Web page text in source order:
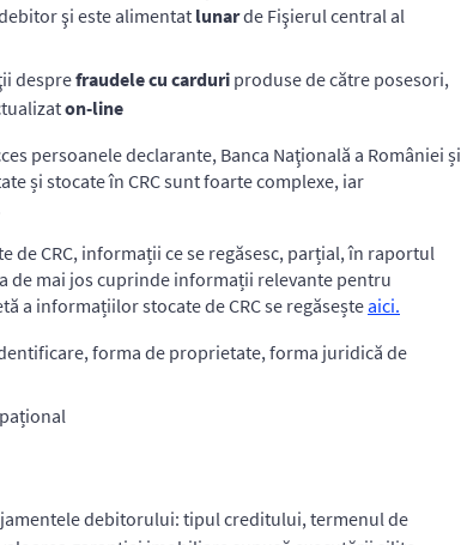
şi este alimentat lunarde Fişierul central al
desprefraudele cu carduri produse de către posesori,
on-line
persoanele declarante, Banca Naţională a României și
și stocate în CRC sunt foarte complexe, iar
CRC, informații ce se regăsesc, parțial, în raportul
de mai jos cuprinde informații relevante pentru
a informațiilor stocate de CRC se regăseșteaici.
forma de proprietate, forma juridică de
debitorului: tipul creditului, termenul de